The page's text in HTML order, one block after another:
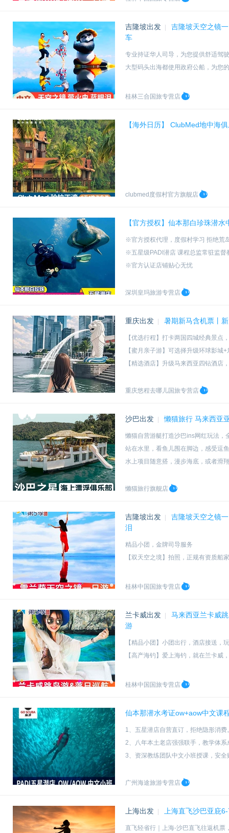
吉隆坡出发
吉隆坡天空之镜
车
专业持证华人司导，为您提供舒适驾
大型码头出海都使用政府公船，为您
包车/拼团都提供舒适车型吉隆坡市区
桂林三合国旅专营店
【海外日历】 ClubMed地中海
clubmed度假村官方旗舰店
【官方授权】仙本那白珍珠潜
※官方授权代理，度假村学习 拒绝荒
※五星级PADI潜店 课程总监常驻监督
※官方认证店铺贴心无忧
深圳皇玛旅游专营店
重庆出发 暑期新马含机票丨
【优选行程】打卡两国四城经典景点
【蜜月亲子游】可选择升级环球影城
【精选酒店】升级马来西亚四钻酒店
重庆悠程去哪儿国旅专营店
沙巴出发 懒猫旅行 马来西亚
懒猫自营游艇打造沙巴ins网红玩法，
站在水里，看鱼儿围在脚边，感受逗
水上项目随意搭，漫步海底，或者滑
懒猫旅行旗舰店
吉隆坡出发
吉隆坡天空之镜
泪
精品小团，金牌司导服务
【双天空之境】拍照，正规有资质船家
【美拍之旅】摄影师拍照，刷爆朋友圈
桂林中国国旅专营店
兰卡威出发
马来西亚兰卡威
游
【精品小团】小团出行，酒店接送，
【高产海钓】爱上海钓，就在兰卡威
【中文接送】第5季专车接送，中文
桂林中国国旅专营店
仙本那潜水考证ow+aow中文课
1、五星潜店自营直订，拒绝隐形消费
2、八年本土老店强强联手，教学体系
3、资深教练团队中文小班授课，安全
广州海途旅游专营店
上海出发 上海直飞沙巴亚庇
直飞轻省行｜上海-沙巴直飞往返机票